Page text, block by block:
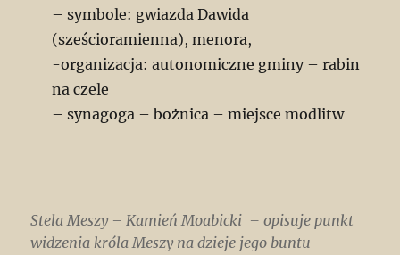
– symbole: gwiazda Dawida
(sześcioramienna), menora,
-organizacja: autonomiczne gminy – rabin
na czele
– synagoga – bożnica – miejsce modlitw
Stela Meszy – Kamień Moabicki – opisuje punkt
widzenia króla Meszy na dzieje jego buntu